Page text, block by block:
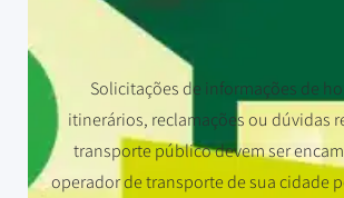
Solicitações de informações de
itinerários, reclamações ou dúvidas
transporte público devem ser
operador de transporte de sua cidade